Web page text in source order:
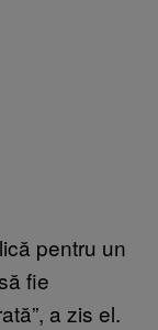
pentru un
fie
a zis el.